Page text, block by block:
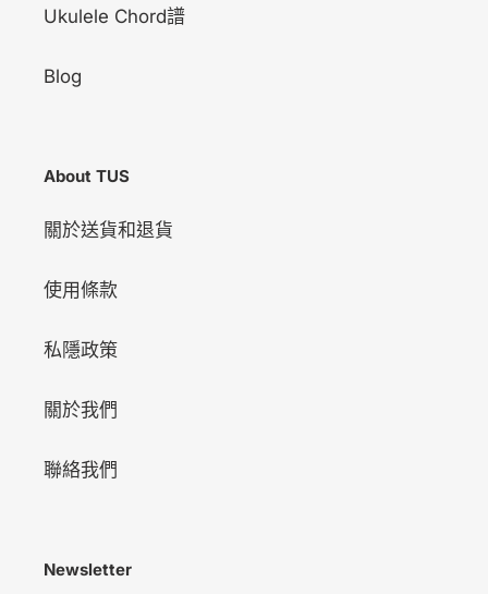
Ukulele Chord譜
Blog
About TUS
關於送貨和退貨
使用條款
私隱政策
關於我們
聯絡我們
Newsletter